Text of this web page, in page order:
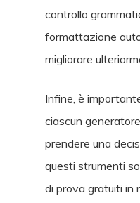
controllo
formattazione
migliorare
Infine, è
ciascun
prendere una
questi strumenti
di prova gratuiti in